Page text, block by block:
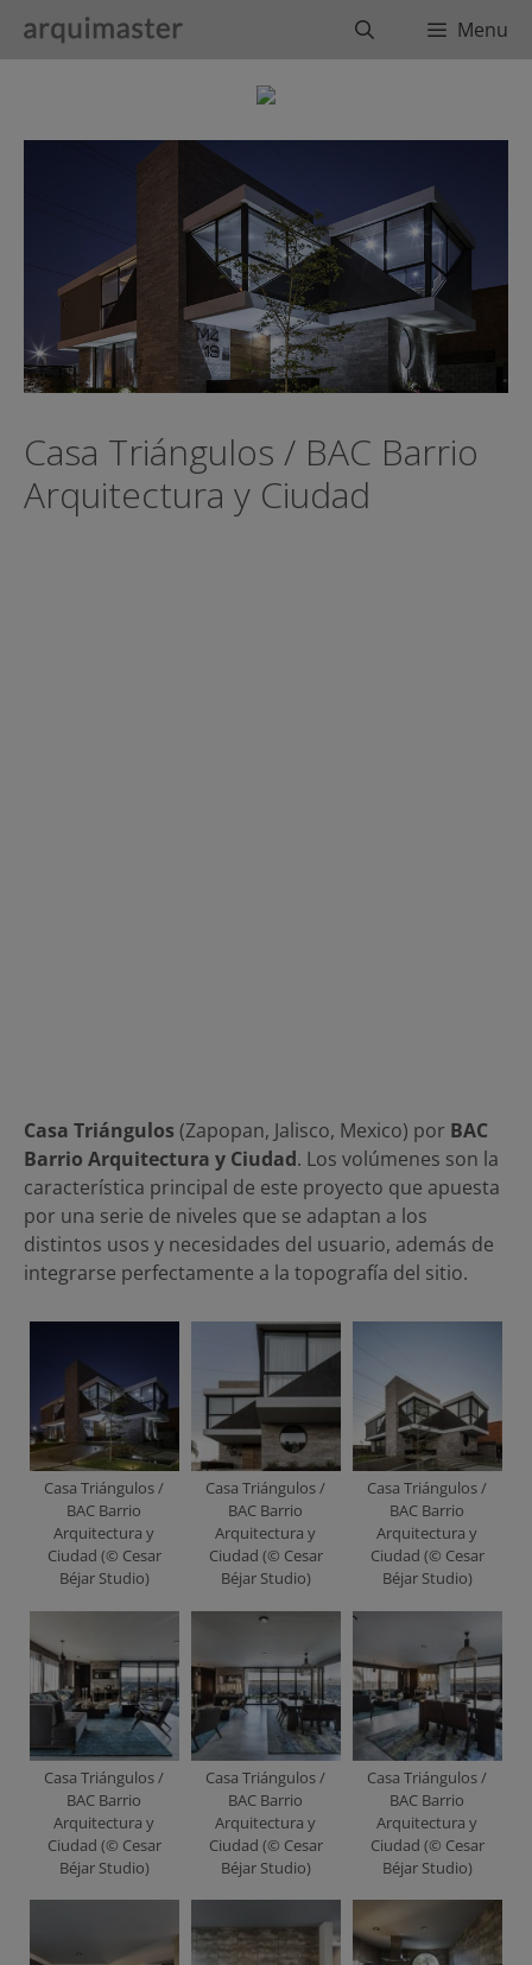
BuscarMenu
Casa Triángulos / BAC Barrio
Arquitectura y Ciudad
Casa Triángulos(Zapopan, Jalisco, Mexico) por BAC
Barrio Arquitectura y Ciudad. Los volúmenes son la
característica principal de este proyecto que apuesta
por una serie de niveles que se adaptan a los
distintos usos y necesidades del usuario, además de
integrarse perfectamente a la topografía del sitio.
Casa Triángulos /
BAC Barrio
Arquitectura y
Ciudad (© Cesar
Béjar Studio)
Casa Triángulos /
BAC Barrio
Arquitectura y
Ciudad (© Cesar
Béjar Studio)
Casa Triángulos /
BAC Barrio
Arquitectura y
Ciudad (© Cesar
Béjar Studio)
Casa Triángulos /
BAC Barrio
Arquitectura y
Ciudad (© Cesar
Béjar Studio)
Casa Triángulos /
BAC Barrio
Arquitectura y
Ciudad (© Cesar
Béjar Studio)
Casa Triángulos /
BAC Barrio
Arquitectura y
Ciudad (© Cesar
Béjar Studio)